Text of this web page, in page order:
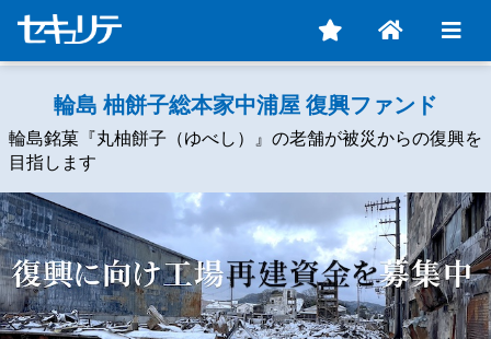
輪島 柚餅子総本家中浦屋 復興ファンド
輪島銘菓『丸柚餅子（ゆべし）』の老舗が被災からの復興を
目指します